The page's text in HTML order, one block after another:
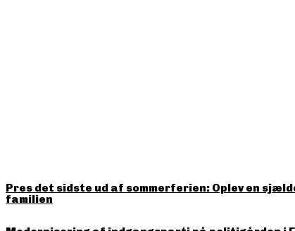
Pres det sidste ud af sommerferien: Oplev en
familien